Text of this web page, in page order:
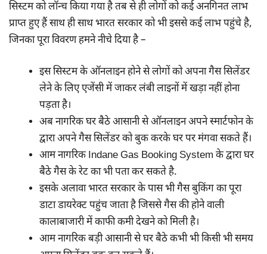
सिस्टम को लॉन्च किया गया है तब से ही लोगों को कई अनगिनत लाभ
प्राप्त हुए हैं साथ ही साथ भारत सरकार को भी इससे कई लाभ पहुंचे है,
जिनका पूरा विवरण हमने नीचे दिया है –
इस सिस्टम के ऑनलाइन होने से लोगों को अपना गैस सिलेंडर
लेने के लिए एजेंसी में जाकर लंबी लाइनों में खड़ा नहीं होना
पड़ता है।
अब नागरिक घर बैठे आसानी से ऑनलाइन अपने स्मार्टफोन के
द्वारा अपने गैस सिलेंडर को बुक करके घर पर मंगवा सकते हैं।
आम नागरिक Indane Gas Booking System के द्वारा घर
बैठे गैस के रेट का भी पता कर सकते है.
इसके अलावा भारत सरकार के पास भी गैस बुकिंग का पूरा
डाटा डायरेक्ट पहुंच जाता है जिससे गैस की होने वाली
कालाबाजारी में काफी कमी देखने को मिली है।
आम नागरिक बड़ी आसानी से घर बैठे कभी भी किसी भी समय